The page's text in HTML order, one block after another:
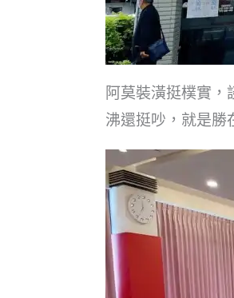
阿莫裝潢挺樸實
沸還挺吵，就是勝